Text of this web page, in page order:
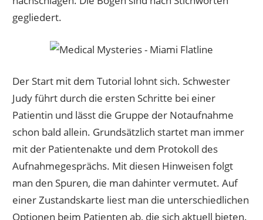
gegliedert.
Der Start mit dem Tutorial lohnt sich. Schwester
Judy führt durch die ersten Schritte bei einer
Patientin und lässt die Gruppe der Notaufnahme
schon bald allein. Grundsätzlich startet man immer
mit der Patientenakte und dem Protokoll des
Aufnahmegesprächs. Mit diesen Hinweisen folgt
man den Spuren, die man dahinter vermutet. Auf
einer Zustandskarte liest man die unterschiedlichen
Optionen beim Patienten ab, die sich aktuell bieten.